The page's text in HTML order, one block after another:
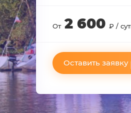
От 2 600 ₽ /
Оставить заявку